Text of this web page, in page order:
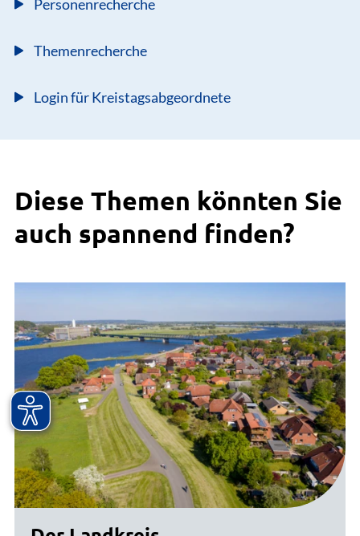
Personenrecherche
Themenrecherche
Login für Kreistagsabgeordnete
Diese Themen könnten Sie
auch spannend finden?